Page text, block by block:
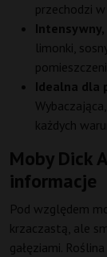
przechodzi
limonki,
Idealna dla
każdych
Moby Dick
informacje
Pod względem
krzaczastą, ale
gałęziami.